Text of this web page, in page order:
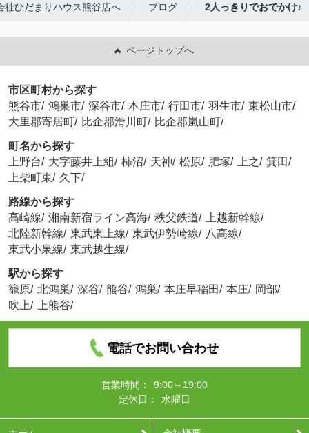
社ひだまりハウス熊谷店へ ブログ 2人っきりでおでかけ♪
ページトップへ
市区町村から探す
熊谷市/ 鴻巣市/ 深谷市/ 本庄市/ 行田市/ 羽生市/ 東松山市/
大里郡寄居町/ 比企郡滑川町/ 比企郡嵐山町/
町名から探す
上野台/ 大字藤井上組/ 柿沼/ 天神/ 松原/ 肥塚/ 上之/ 箕田/
上柴町東/ 久下/
路線から探す
高崎線/ 湘南新宿ライン高海/ 秩父鉄道/ 上越新幹線/
北陸新幹線/ 東武東上線/ 東武伊勢崎線/ 八高線/
東武小泉線/ 東武越生線/
駅から探す
籠原/ 北鴻巣/ 深谷/ 熊谷/ 鴻巣/ 本庄早稲田/ 本庄/ 岡部/
吹上/ 上熊谷/
電話でお問い合わせ
営業時間：
9:00～19:00
定休日：
水曜日